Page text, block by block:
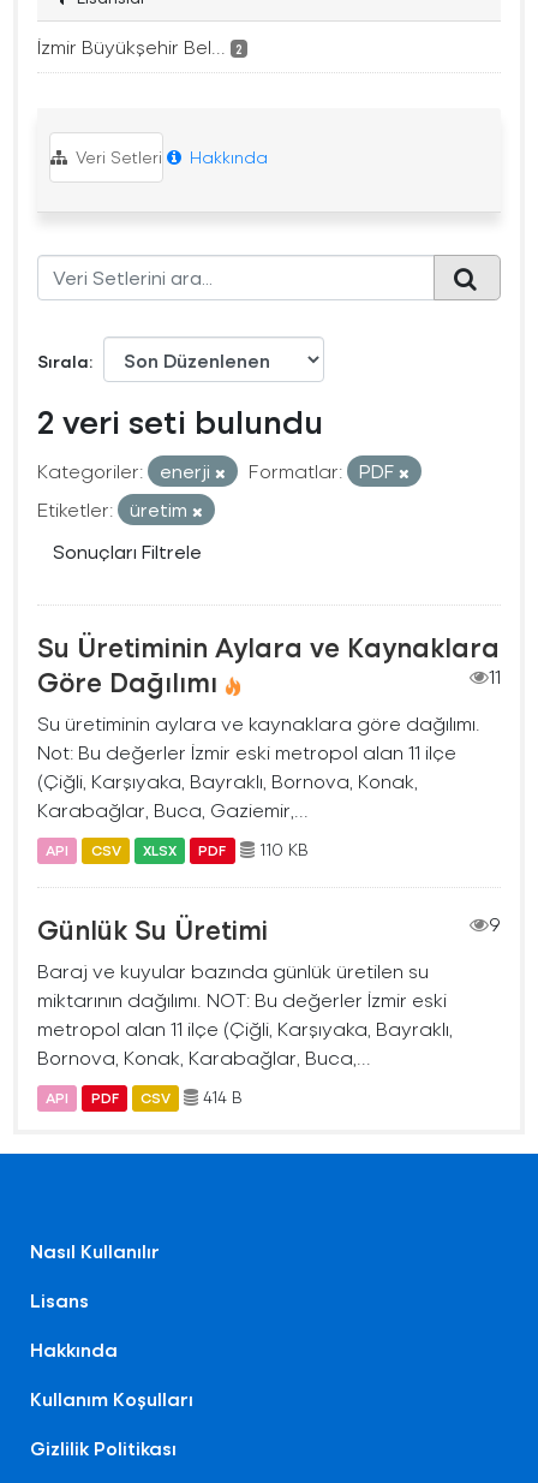
İzmir Büyükşehir Bel... 2
Veri Setleri Hakkında
Sırala
2 veri seti bulundu
Kategoriler: enerji Formatlar:
PDF
Etiketler:
üretim
Sonuçları Filtrele
Su Üretiminin Aylara ve Kaynaklara
Göre Dağılımı
11
Su üretiminin aylara ve kaynaklara göre dağılımı.
Not: Bu değerler İzmir eski metropol alan 11 ilçe
(Çiğli, Karşıyaka, Bayraklı, Bornova, Konak,
Karabağlar, Buca, Gaziemir,...
API CSV XLSX PDF 110 KB
Günlük Su Üretimi
9
Baraj ve kuyular bazında günlük üretilen su
miktarının dağılımı. NOT: Bu değerler İzmir eski
metropol alan 11 ilçe (Çiğli, Karşıyaka, Bayraklı,
Bornova, Konak, Karabağlar, Buca,...
API PDF CSV 414 B
Nasıl Kullanılır
Lisans
Hakkında
Kullanım Koşulları
Gizlilik Politikası